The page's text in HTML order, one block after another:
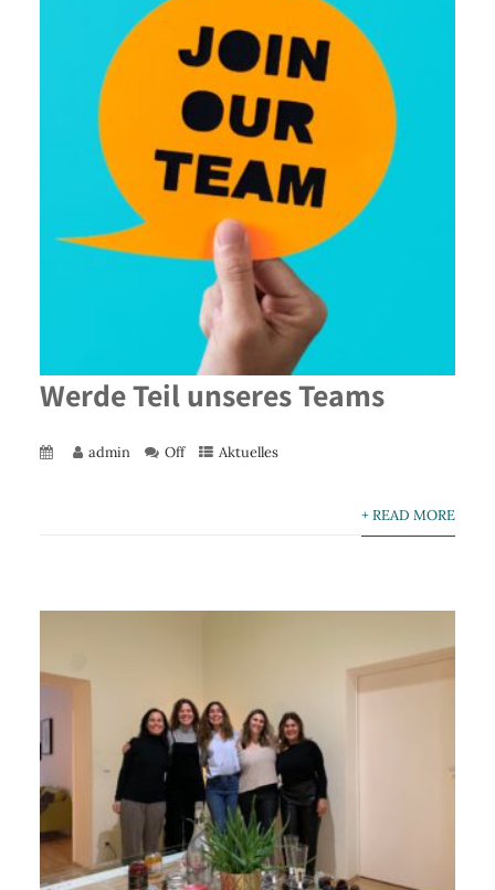
Werde Teil unseres Teams
admin Off Aktuelles
+ READ MORE